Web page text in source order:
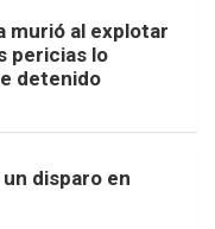
murió al explotar
pericias lo
detenido
disparo en